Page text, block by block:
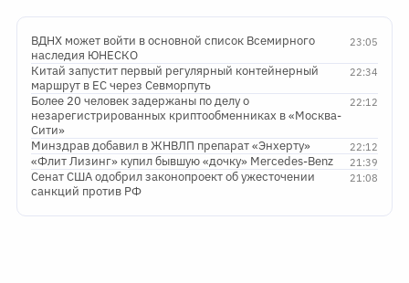
23:05
ВДНХ может войти в основной список Всемирного
наследия ЮНЕСКО
22:34
Китай запустит первый регулярный контейнерный
маршрут в ЕС через Севморпуть
22:12
Более 20 человек задержаны по делу о
незарегистрированных криптообменниках в «Москва-
Сити»
22:12
Минздрав добавил в ЖНВЛП препарат «Энхерту»
21:39
«Флит Лизинг» купил бывшую «дочку» Mercedes-Benz
21:08
Сенат США одобрил законопроект об ужесточении
санкций против РФ